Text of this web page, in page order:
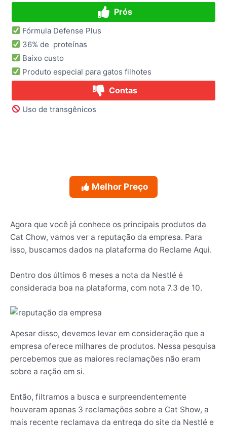
Prós
Fórmula Defense Plus
36% de proteínas
Baixo custo
Produto especial para gatos filhotes
Contas
Uso de transgênicos
Melhor Preço
Agora que você já conhece os principais produtos da
Cat Chow, vamos ver a reputação da empresa. Para
isso, buscamos dados na plataforma do Reclame Aqui.
Dentro dos últimos 6 meses a nota da Nestlé é
considerada boa na plataforma, com nota 7.3 de 10.
Apesar disso, devemos levar em consideração que a
empresa oferece milhares de produtos. Nessa pesquisa
percebemos que as maiores reclamações não eram
sobre a ração em si.
Então, filtramos a busca e surpreendentemente
houveram apenas 3 reclamações sobre a Cat Show, a
mais recente reclamava da entrega do site da Nestlé e